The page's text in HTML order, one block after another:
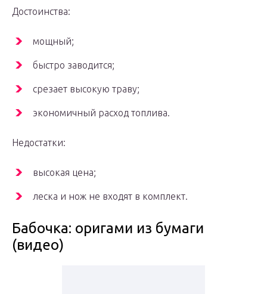
Достоинства:
мощный;
быстро заводится;
срезает высокую траву;
экономичный расход топлива.
Недостатки:
высокая цена;
леска и нож не входят в комплект.
Бабочка: оригами из бумаги
(видео)